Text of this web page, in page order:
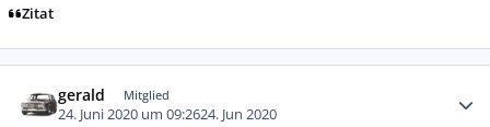
Zitat
gerald Mitglied
24. Juni 2020 um 09:2624. Jun 2020